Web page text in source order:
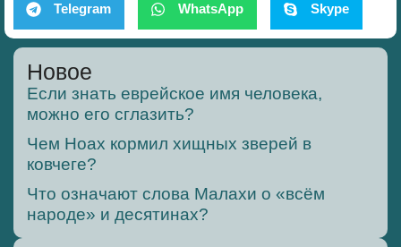
Telegram WhatsApp Skype
Новое
Если знать еврейское имя человека,
можно его сглазить?
Чем Ноах кормил хищных зверей в
ковчеге?
Что означают слова Малахи о «всём
народе» и десятинах?